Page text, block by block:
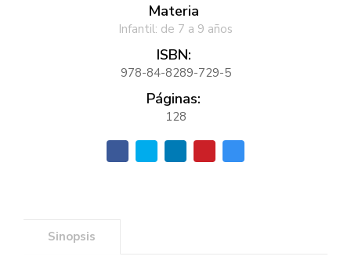
Materia
Infantil: de 7 a 9 años
ISBN:
978-84-8289-729-5
Páginas:
128
Sinopsis